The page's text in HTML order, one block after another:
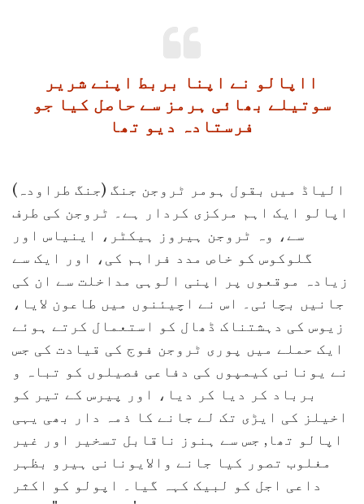
ااپالو نے اپنا بربط اپنے شریر
سوتیلے بھائی ہرمز سے حاصل کیا جو
فرستادہ دیو تھا
الیاڈ میں بقول ہومر ٹروجن جنگ (جنگ طراودہ)
اپالو ایک اہم مرکزی کردار ہے۔ ٹروجن کی طرف
سے، وہ ٹروجن ہیروز ہیکٹر، اینیاس اور
گلوکوس کو خاص مدد فراہم کی، اور ایک سے
زیادہ موقعوں پر اپنی الوہی مداخلت سے ان کی
جانیں بچائی۔ اس نے اچیئنوں میں طاعون لایا،
زیوس کی دہشتناک ڈھال کو استعمال کرتے ہوئے
ایک حملے میں پوری ٹروجن فوج کی قیادت کی جس
نے یونانی کیمپوں کی دفاعی فصیلوں کو تباہ و
برباد کر دیا کر دیا، اور پیرس کے تیر کو
اخیلز کی ایڑی تک لے جانے کا ذمہ دار بھی یہی
اپالو تھا, جس سے ہنوز ناقابل تسخیر اور غیر
مغلوب تصور کیا جانے والایونانی ہیرو بظہر
داعی اجل کو لبیک کہہ گیا۔ اپولو کو اکثر